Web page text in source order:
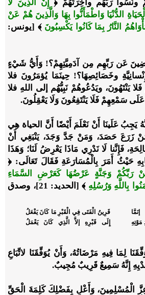
ونَسُوا رَبَّهُم وآخِرَتَهُمْ ﴿ إِنَّ الَّذِينَ لَا
الدُّنْيَا وَاطْمَأَنُّوا بِهَا وَالَّذِينَ هُمْ عَنْ
النَّارُ بِمَا كَانُوا يَكْسِبُونَ ﴾ [يونس:
عَن رَبِّهِم مِن آدَمِيَّتِهِمْ؟! وَأَيُّ شَيْءٍ
وخَصَائِصِهَا؟! حِينَمَا يُؤمَرُونَ فلا
يَنْتَهُونَ، ويَدُعُوهُمْ نَبِيُّهُم إلى اللهِ فلا
سَمْعِهِمْ فَلَا يَنْتَفِعُونَ وَلَا يَعْقِلُونَ.
يَجِبُ عَلَينَا أَنْ نَعْلَمَ أَيْضًا أَنَّ الحياة هِي
زَرَعَ حَصَدَ، وَمَنْ جَدَّ وَجَدَ، يَنْبَغِي أَنْ
فَإِنَّنا لَا نَدْرِي مَاذَا يَعْرِضُ لَنَا؛ وَهَذَا
حَيْثُ أَمَرَ بِالْمُسَارَعَةِ فَقَالَ تَعَالَى: ﴿
رَبِّكُمْ وَجَنَّةٍ عَرْضُهَا كَعَرْضِ السَّمَاءِ
بِاللَّهِ وَرُسُلِهِ ﴾ [الحديد: 21]
، وصدق
قَرِينُ الْفَتَى فِي الْقَبْرِ مَا كَانَ يَفْعَلُ
إِلَى قَبْرِهِ إلاَّ الَّذِي كَانَ يَعْمَلُ
لِمَا فِيهِ مَرْضَاتُهُ، وَأَنْ يُوَفِّقَنَا لاتِّبَاعِ
إِنَّهُ سَمِيعٌ قَرِيبٌ مُجِيبٌ.
الْمُسْلِمِينَ، وَأَعْلِ بِفَضْلِكَ كَلِمَةَ الْحَقِّ